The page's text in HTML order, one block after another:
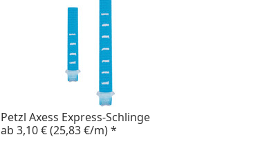
Petzl Axess Express-Schlinge
ab 3,10 €(25,83 €/m)*